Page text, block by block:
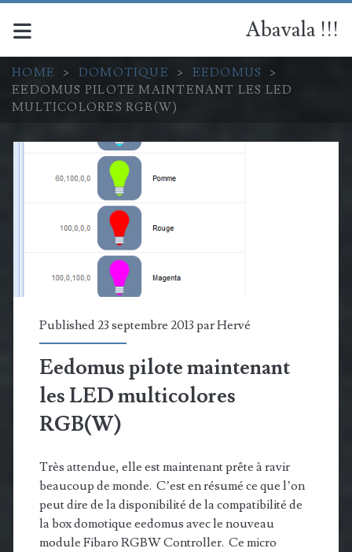
Abavala !!!
HOME > DOMOTIQUE > EEDOMUS
>
EEDOMUS PILOTE MAINTENANT LES LED
MULTICOLORES RGB(W)
Published 23 septembre 2013 parHervé
Eedomus pilote maintenant
les LED multicolores
RGB(W)
Très attendue, elle est maintenant prête à ravir
beaucoup de monde. C’est en résumé ce que l’on
peut dire de la disponibilité de la compatibilité de
la box domotique eedomus avec le nouveau
module Fibaro RGBW Controller. Ce micro